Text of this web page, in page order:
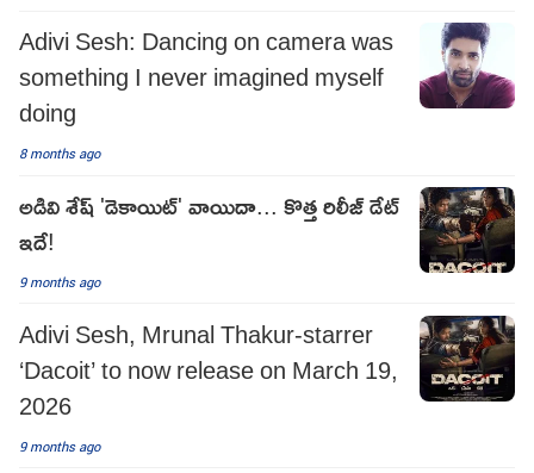
Adivi Sesh: Dancing on camera was
something I never imagined myself
doing
8 months ago
అడివి శేష్ 'డెకాయిట్' వాయిదా... కొత్త రిలీజ్ డేట్
ఇదే!
9 months ago
Adivi Sesh, Mrunal Thakur-starrer
‘Dacoit’ to now release on March 19,
2026
9 months ago